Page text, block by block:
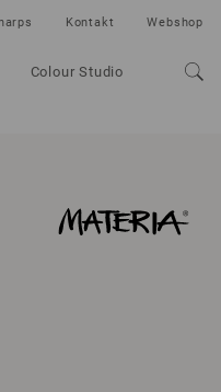
Colour Studio
Kontakt Webshop